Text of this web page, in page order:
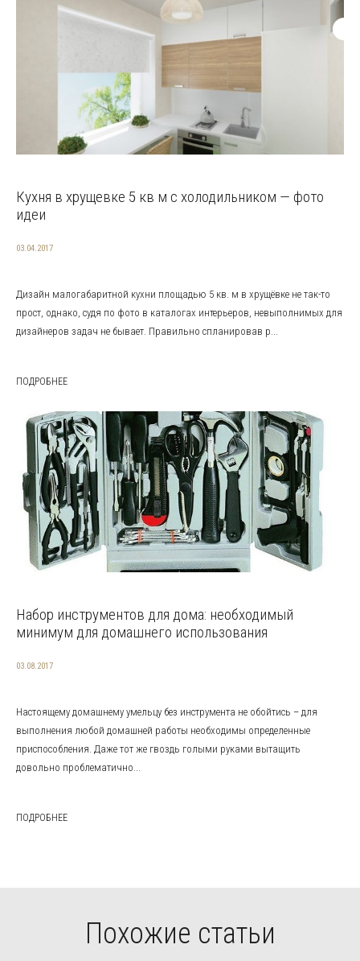
Кухня в хрущевке 5 кв м с холодильником — фото
идеи
03.04.2017
Дизайн малогабаритной кухни площадью 5 кв. м в хрущёвке не так-то
прост, однако, судя по фото в каталогах интерьеров, невыполнимых для
дизайнеров задач не бывает. Правильно спланировав р...
ПОДРОБНЕЕ
Набор инструментов для дома: необходимый
минимум для домашнего использования
03.08.2017
Настоящему домашнему умельцу без инструмента не обойтись – для
выполнения любой домашней работы необходимы определенные
приспособления. Даже тот же гвоздь голыми руками вытащить
довольно проблематично...
ПОДРОБНЕЕ
Похожие статьи